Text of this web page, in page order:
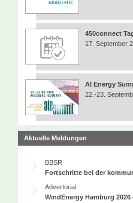
450connect
17. September
AI Energy
22.-23.
Aktuelle Meldungen
BBSR
Fortschritte bei der
Advertorial
WindEnergy Hamburg